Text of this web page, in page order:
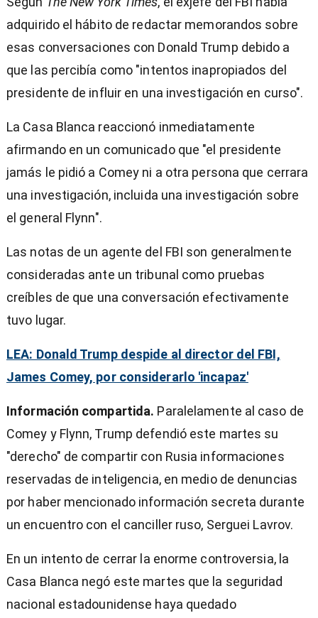
adquirido el hábito de redactar memorandos sobre
esas conversaciones con Donald Trump debido a
que las percibía como "intentos inapropiados del
presidente de influir en una investigación en curso".
La Casa Blanca reaccionó inmediatamente
afirmando en un comunicado que "el presidente
jamás le pidió a Comey ni a otra persona que cerrara
una investigación, incluida una investigación sobre
el general Flynn".
Las notas de un agente del FBI son generalmente
consideradas ante un tribunal como pruebas
creíbles de que una conversación efectivamente
tuvo lugar.
LEA: Donald Trump despide al director del FBI,
James Comey, por considerarlo 'incapaz'
Información compartida. Paralelamente al caso de
Comey y Flynn, Trump defendió este martes su
"derecho" de compartir con Rusia informaciones
reservadas de inteligencia, en medio de denuncias
por haber mencionado información secreta durante
un encuentro con el canciller ruso, Serguei Lavrov.
En un intento de cerrar la enorme controversia, la
Casa Blanca negó este martes que la seguridad
nacional estadounidense haya quedado